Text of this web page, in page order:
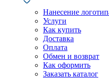
Нанесение
Услуги
Как купить
Доставка
Оплата
Обмен и возврат
Как оформить
Заказать каталог